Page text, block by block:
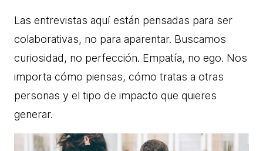
Las entrevistas aquí están pensadas para ser
colaborativas, no para aparentar. Buscamos
curiosidad, no perfección. Empatía, no ego. Nos
importa cómo piensas, cómo tratas a otras
personas y el tipo de impacto que quieres
generar.